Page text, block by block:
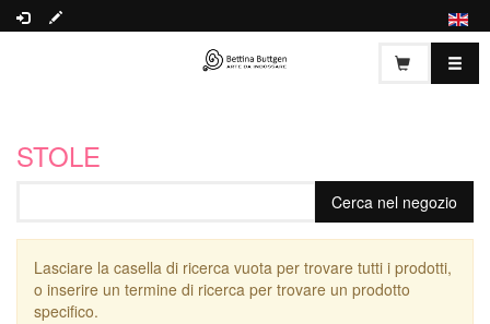
STOLE
Lasciare la casella di ricerca vuota per trovare tutti i prodotti,
o inserire un termine di ricerca per trovare un prodotto
specifico.